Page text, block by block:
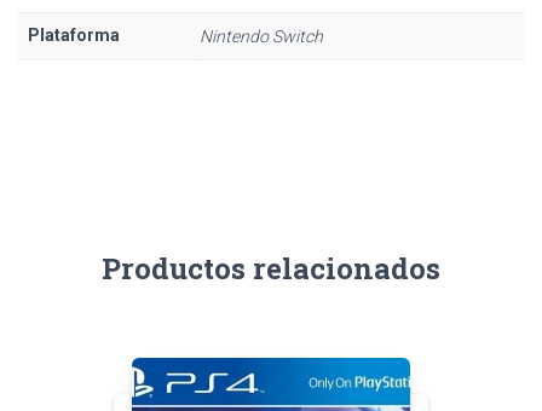
Plataforma Nintendo Switch
Productos relacionados